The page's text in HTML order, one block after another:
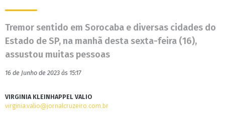
Tremor sentido em Sorocaba e diversas cidades do
Estado de SP, na manhã desta sexta-feira (16),
assustou muitas pessoas
16 de Junho de 2023 às 15:17
VIRGINIA KLEINHAPPEL VALIO
virginia.valio@jornalcruzeiro.com.br